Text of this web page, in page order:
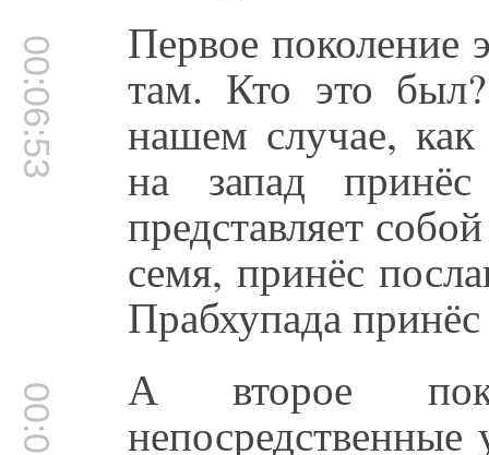
00:06:53 Первое поколение
там. Кто это
нашем случае,
на запад
представляет
семя, принёс
Прабхупада
А второе